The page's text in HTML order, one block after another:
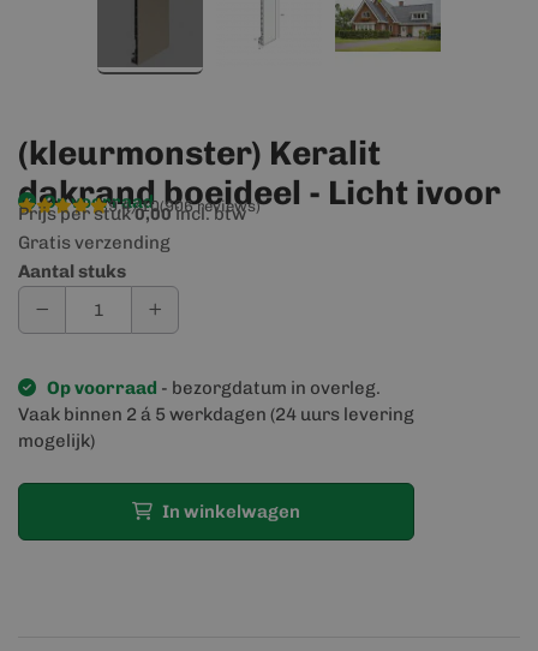
(kleurmonster) Keralit
dakrand boeideel - Licht ivoor
Op voorraad
9,4/10(906 reviews)
Prijs per stuk0,00incl. btw
Gratis verzending
Aantal stuks
Op voorraad - bezorgdatum in overleg.
Vaak binnen 2 á 5 werkdagen (24 uurs levering
mogelijk)
In winkelwagen